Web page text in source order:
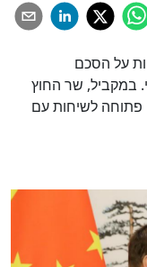
על הסכם
במקביל, שר החוץ
פתוחה לשיחות עם